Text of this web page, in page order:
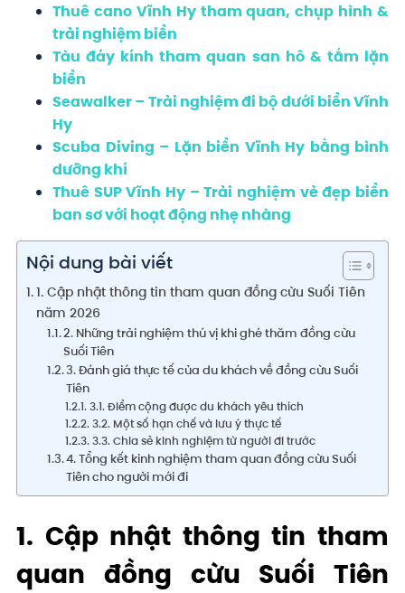
Thuê cano Vĩnh Hy tham quan, chụp hình &
trải nghiệm biển
Tàu đáy kính tham quan san hô & tắm lặn
biển
Seawalker – Trải nghiệm đi bộ dưới biển Vĩnh
Hy
Scuba Diving – Lặn biển Vĩnh Hy bằng bình
dưỡng khí
Thuê SUP Vĩnh Hy – Trải nghiệm vẻ đẹp biển
ban sơ với hoạt động nhẹ nhàng
Nội dung bài viết
1. Cập nhật thông tin tham quan đồng cừu Suối Tiên
năm 2026
2. Những trải nghiệm thú vị khi ghé thăm đồng cừu
Suối Tiên
3. Đánh giá thực tế của du khách về đồng cừu Suối
Tiên
3.1. Điểm cộng được du khách yêu thích
3.2. Một số hạn chế và lưu ý thực tế
3.3. Chia sẻ kinh nghiệm từ người đi trước
4. Tổng kết kinh nghiệm tham quan đồng cừu Suối
Tiên cho người mới đi
1. Cập nhật thông tin tham
quan đồng cừu Suối Tiên